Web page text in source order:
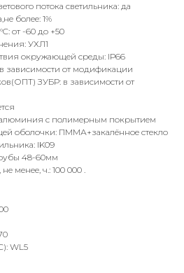
потока светильника: да
более: 1%
от -60 до +50
УХЛ1
окружающей среды: IР66
зависимости от модификации
ЗУБР: в зависимости от
алюминия с полимерным покрытием
оболочки: ПММА+закалённое стекло
IK09
48-60мм
менее, ч.: 100 000 .
WL5